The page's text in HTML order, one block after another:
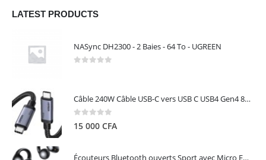
LATEST PRODUCTS
NASync DH2300 - 2 Baies - 64 To - UGREEN
Câble 240W Câble USB-C vers USB C USB4 Gen4 80Gbps pour Thunderbolt 5/4/3, Premium 18K double écran triple 4K PD3.1 - UGREEN
0 out of 5
15 000 CFA
Écouteurs Bluetooth ouverts Sport avec Micro ENC IPX5 – HiTune S3 UGREEN 45785